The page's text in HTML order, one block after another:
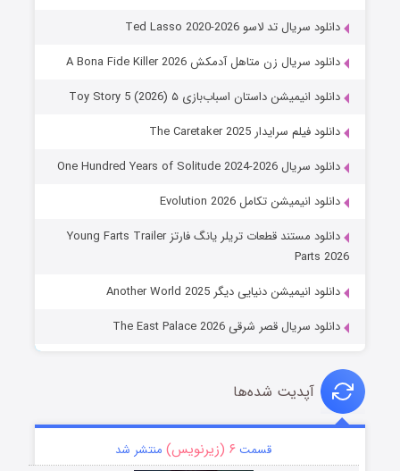
دانلود سریال تد لاسو Ted Lasso 2020-2026
دانلود سریال زن متاهل آدمکش A Bona Fide Killer 2026
دانلود انیمیشن داستان اسباب‌بازی ۵ Toy Story 5 (2026)
دانلود فیلم سرایدار The Caretaker 2025
دانلود سریال One Hundred Years of Solitude 2024-2026
دانلود انیمیشن تکامل Evolution 2026
دانلود مستند قطعات تریلر یانگ فارتز Young Farts Trailer
Parts 2026
دانلود انیمیشن دنیایی دیگر Another World 2025
دانلود سریال قصر شرقی The East Palace 2026
آپدیت شده‌ها
قسمت ۶ (زیرنویس) منتشر شد